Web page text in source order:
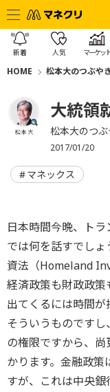
新着 人気 マーケット
HOME 松本大のつぶや
松本 大
大統領
松本大のつぶ
2017/01/20
マネックス
日本時間今晩、ト
では何を話すでし
資法（Homeland
経済政策も財政政
出てくるには時間
そういうものです
の権限ですから、
かります。金融政
すが、これは中央